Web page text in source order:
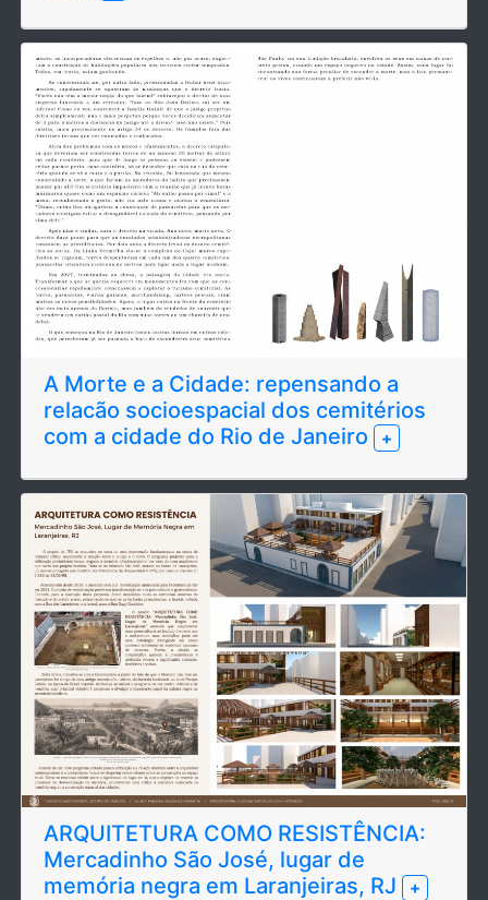
A Morte e a Cidade: repensando a
relacão socioespacial dos cemitérios
com a cidade do Rio de Janeiro
+
ARQUITETURA COMO RESISTÊNCIA:
Mercadinho São José, lugar de
memória negra em Laranjeiras, RJ
+